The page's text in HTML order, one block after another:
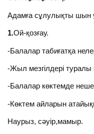
Адамға сұлулықты шын
1.Ой-қозғау.
-Балалар табиғатқа
-Жыл мезгілдері туралы
-Балалар көктемде
-Көктем айларын
Наурыз, сәуір,мамыр.